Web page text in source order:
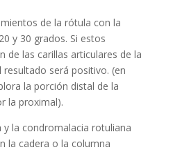
de la rótula con la
y 30 grados. Si estos
de las carillas articulares de la
será positivo. (en
la porción distal de la
la proximal).
la condromalacia rotuliana
la cadera o la columna